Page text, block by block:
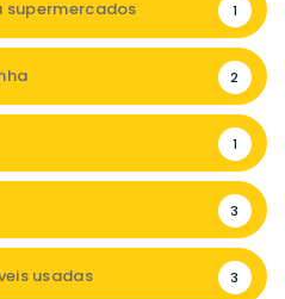
supermercados 1
2
1
3
usadas 3